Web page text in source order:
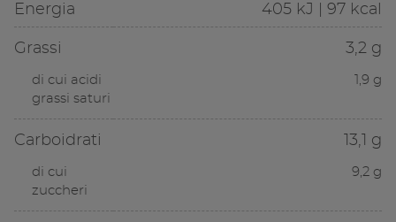
Energia 405 kJ | 97 kcal
Grassi 3,2 g
di cui acidi
grassi saturi
1,9 g
Carboidrati 13,1 g
di cui
zuccheri
9,2 g